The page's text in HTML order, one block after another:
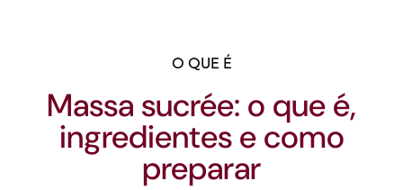
O QUE É
Massa sucrée: o que é,
ingredientes e como
preparar